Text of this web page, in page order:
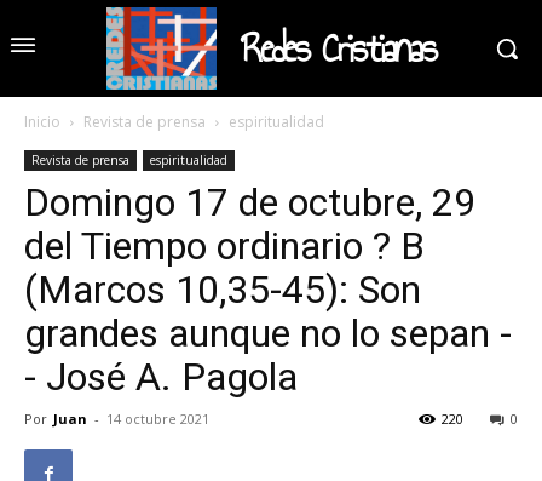
Redes Cristianas
Inicio Revista de prensa espiritualidad
Revista de prensa espiritualidad
Domingo 17 de octubre, 29
del Tiempo ordinario ? B
(Marcos 10,35-45): Son
grandes aunque no lo sepan -
- José A. Pagola
Por Juan - 14 octubre 2021 0
220